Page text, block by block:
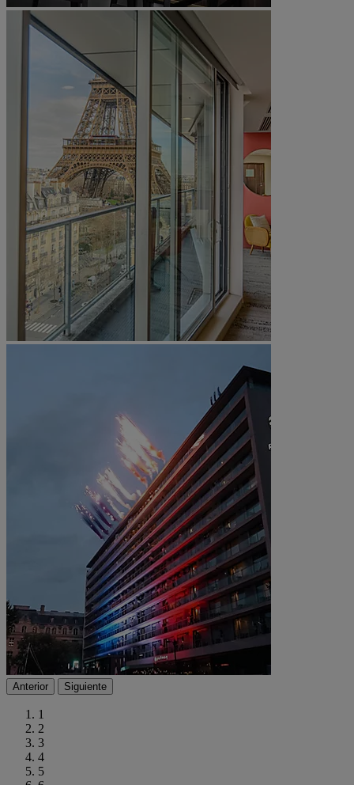
Anterior Siguiente
1
2
3
4
5